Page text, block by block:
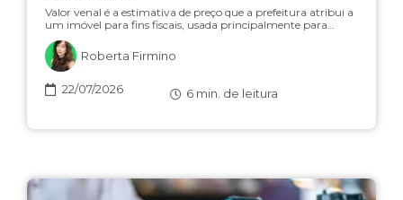
Valor venal é a estimativa de preço que a prefeitura atribui a
um imóvel para fins fiscais, usada principalmente para…
Roberta Firmino
22/07/2026 6 min. de leitura